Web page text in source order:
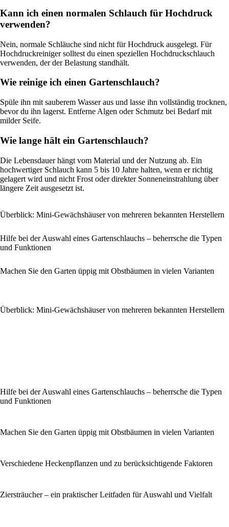
Kann ich einen normalen Schlauch für Hochdruck
verwenden?
Nein, normale Schläuche sind nicht für Hochdruck ausgelegt. Für
Hochdruckreiniger solltest du einen speziellen Hochdruckschlauch
verwenden, der der Belastung standhält.
Wie reinige ich einen Gartenschlauch?
Spüle ihn mit sauberem Wasser aus und lasse ihn vollständig trocknen,
bevor du ihn lagerst. Entferne Algen oder Schmutz bei Bedarf mit
milder Seife.
Wie lange hält ein Gartenschlauch?
Die Lebensdauer hängt vom Material und der Nutzung ab. Ein
hochwertiger Schlauch kann 5 bis 10 Jahre halten, wenn er richtig
gelagert wird und nicht Frost oder direkter Sonneneinstrahlung über
längere Zeit ausgesetzt ist.
Überblick: Mini-Gewächshäuser von mehreren bekannten Herstellern
Hilfe bei der Auswahl eines Gartenschlauchs – beherrsche die Typen
und Funktionen
Machen Sie den Garten üppig mit Obstbäumen in vielen Varianten
Überblick: Mini-Gewächshäuser von mehreren bekannten Herstellern
Hilfe bei der Auswahl eines Gartenschlauchs – beherrsche die Typen
und Funktionen
Machen Sie den Garten üppig mit Obstbäumen in vielen Varianten
Verschiedene Heckenpflanzen und zu berücksichtigende Faktoren
Ziersträucher – ein praktischer Leitfaden für Auswahl und Vielfalt